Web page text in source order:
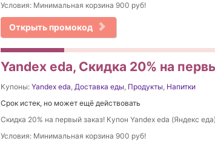
Условия: Минимальная корзина 900 руб!
Открыть промокод
Yandex eda, Скидка 20% на
Купоны: Yandex eda, Доставка еды, Продукты, Напитки
Срок истек, но может ещё действовать
Скидка 20% на первый заказ! Купон Yandex eda (Яндекс
Условия: Минимальная корзина 900 руб!